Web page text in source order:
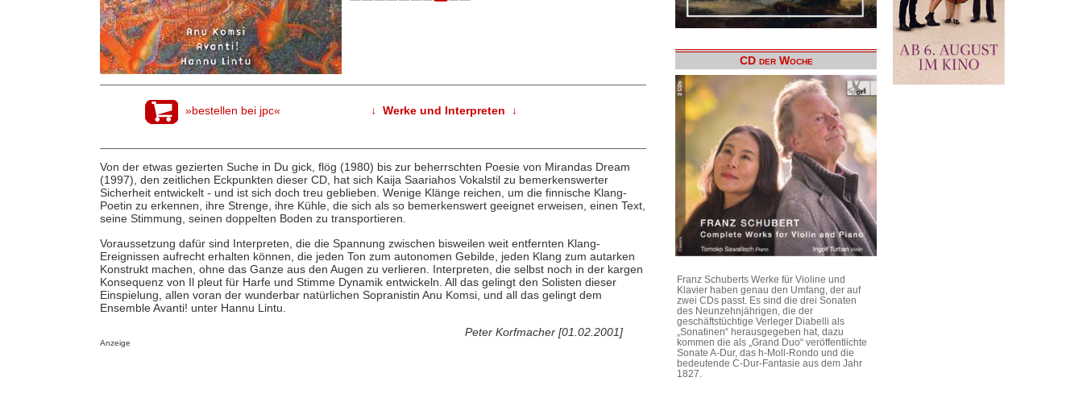
»bestellen bei jpc« ↓ Werke und Interpreten ↓
Von der etwas gezierten Suche in Du gick, flög (1980) bis zur beherrschten Poesie von Mirandas Dream
(1997), den zeitlichen Eckpunkten dieser CD, hat sich Kaija Saariahos Vokalstil zu bemerkenswerter
Sicherheit entwickelt - und ist sich doch treu geblieben. Wenige Klänge reichen, um die finnische Klang-
Poetin zu erkennen, ihre Strenge, ihre Kühle, die sich als so bemerkenswert geeignet erweisen, einen Text,
seine Stimmung, seinen doppelten Boden zu transportieren.
Voraussetzung dafür sind Interpreten, die die Spannung zwischen bisweilen weit entfernten Klang-
Ereignissen aufrecht erhalten können, die jeden Ton zum autonomen Gebilde, jeden Klang zum autarken
Konstrukt machen, ohne das Ganze aus den Augen zu verlieren. Interpreten, die selbst noch in der kargen
Konsequenz von Il pleut für Harfe und Stimme Dynamik entwickeln. All das gelingt den Solisten dieser
Einspielung, allen voran der wunderbar natürlichen Sopranistin Anu Komsi, und all das gelingt dem
Ensemble Avanti! unter Hannu Lintu.
Peter Korfmacher [01.02.2001]
Anzeige
CD der Woche
Franz Schuberts Werke für Violine und
Klavier haben genau den Umfang, der auf
zwei CDs passt. Es sind die drei Sonaten
des Neunzehnjährigen, die der
geschäftstüchtige Verleger Diabelli als
„Sonatinen“ herausgegeben hat, dazu
kommen die als „Grand Duo“ veröffentlichte
Sonate A-Dur, das h-Moll-Rondo und die
bedeutende C-Dur-Fantasie aus dem Jahr
1827.